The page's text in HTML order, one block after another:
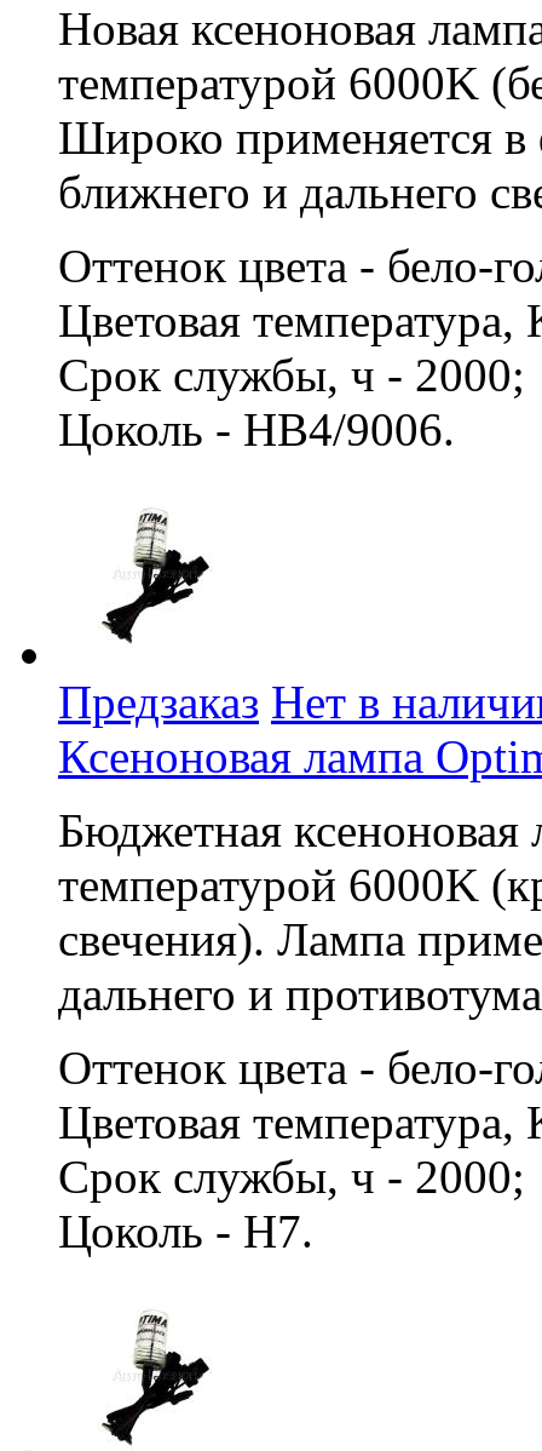
Новая ксеноновая
температурой 6000K
Широко применяется в
ближнего и дальнего
Оттенок цвета - бело-
Цветовая
Срок службы, ч -
Цоколь - HB4/9006.
Предзаказ Нет в
Ксеноновая лампа
Бюджетная ксеноновая
температурой 6000K
свечения). Лампа
дальнего и
Оттенок цвета - бело-
Цветовая
Срок службы, ч -
Цоколь - H7.